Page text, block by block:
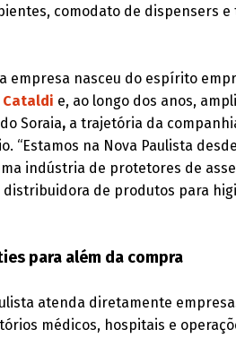
comodato de dispensers
a empresa nasceu do espírito
Cataldi e, ao longo dos anos,
Soraia,a trajetória da
“Estamos na Nova Paulista
indústria de protetores de
de produtos para
para além da compra
atenda diretamente
médicos, hospitais e